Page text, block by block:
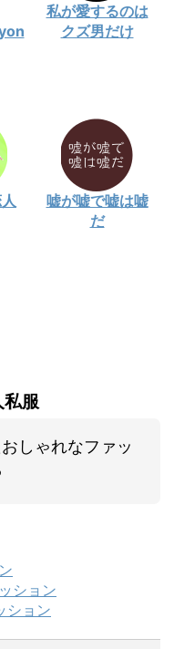
私が愛するのは
クズ男だけ
嘘が嘘で嘘は嘘
だ
私服
しゃれなファッ
ション
ション